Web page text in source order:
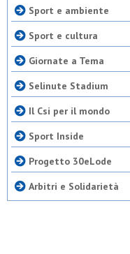
Sport e ambiente
Sport e cultura
Giornate a Tema
Selinute Stadium
Il Csi per il mondo
Sport Inside
Progetto 30eLode
Arbitri e Solidarietà